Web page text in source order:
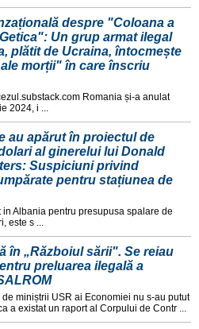
despre "Coloana a
Un grup armat ilegal
plătit de Ucraina, întocmește
morții" în care înscriu
Romania și-a anulat
2024, i ...
au apărut în proiectul de
al ginerelui lui Donald
Suspiciuni privind
pentru stațiunea de
Albania pentru presupusa spalare de
este s ...
în „Războiul sării". Se reiau
preluarea ilegală a
miniștrii USR ai Economiei nu s-au putut
a existat un raport al Corpului de Contr ...